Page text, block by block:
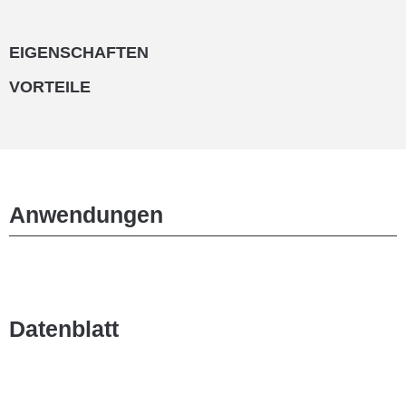
EIGENSCHAFTEN
VORTEILE
Anwendungen
Datenblatt